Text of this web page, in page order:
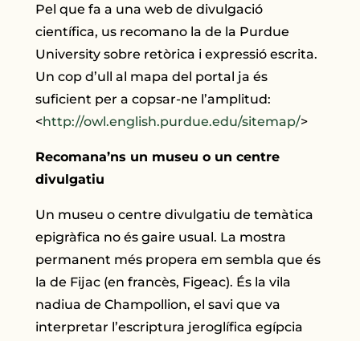
Pel que fa a una web de divulgació
científica, us recomano la de la Purdue
University sobre retòrica i expressió escrita.
Un cop d’ull al mapa del portal ja és
suficient per a copsar-ne l’amplitud:
<http://owl.english.purdue.edu/sitemap/>
Recomana’ns un museu o un centre
divulgatiu
Un museu o centre divulgatiu de temàtica
epigràfica no és gaire usual. La mostra
permanent més propera em sembla que és
la de Fijac (en francès, Figeac). És la vila
nadiua de Champollion, el savi que va
interpretar l’escriptura jeroglífica egípcia